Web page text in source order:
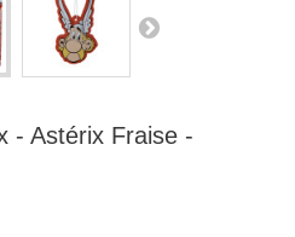
- Astérix Fraise -